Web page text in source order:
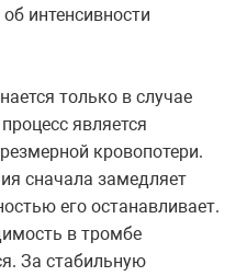
интенсивности
только в случае
является
кровопотери.
сначала замедляет
его останавливает.
в тромбе
За стабильную